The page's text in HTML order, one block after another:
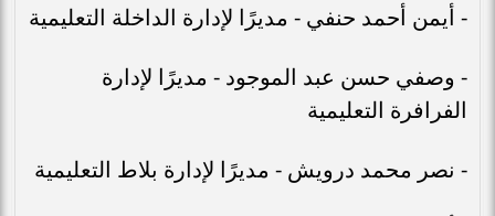
- أيمن أحمد حنفي - مديرًا لإدارة الداخلة التعليمية
- وصفي حسن عبد الموجود - مديرًا لإدارة
الفرافرة التعليمية
- نصر محمد درويش - مديرًا لإدارة بلاط التعليمية